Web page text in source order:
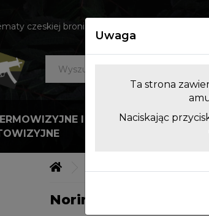
czeskiej broni
I
LUFY DO
DŁUGIEJ
Norinco
Uwaga
Ta strona
Naciskając